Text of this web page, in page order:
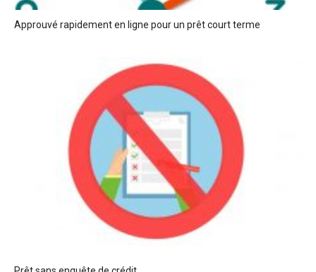
Approuvé rapidement en ligne pour un prêt court terme